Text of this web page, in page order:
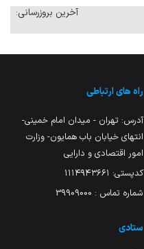
آخرین بروزرسانی:
راه های ارتباطی
آدرس: تهران - میدان امام خمینی-
انتهای خیابان باب همایون- وزارت
امور اقتصادی و دارایی
کدپستی: ۱۱۱۴۹۴۳۶۶۱
شماره تماس : 39909000
ستادی